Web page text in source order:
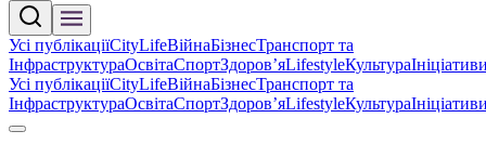
Усі публікаціїCityLifeВійнаБізнесТранспорт та
ІнфраструктураОсвітаСпортЗдоровʼяLifestyleКультура
Усі публікаціїCityLifeВійнаБізнесТранспорт та
ІнфраструктураОсвітаСпортЗдоровʼяLifestyleКультура